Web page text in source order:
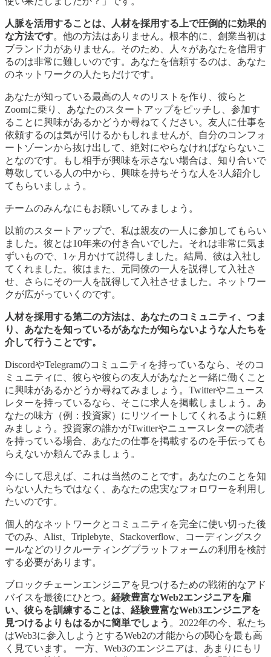
人脈を活用することは、人材を採用する上で圧倒的に効果的
な方法です。他の方法はありません。根本的に、創業当初は
ブランド力がありません。そのため、人々があなたを信用す
るのは非常に難しいのです。あなたを信頼するのは、あなた
のネットワークの人たちだけです。
あなたが知っている最高の人々のリストを作り、彼らと
Zoomに乗り、あなたのスタートアップをピッチし、参加す
ることに興味があるかどうか尋ねてください。友人に仕事を
依頼するのは気が引けるかもしれませんが、自分のコンフォ
ートゾーンから抜け出して、絶対にやらなければならないこ
となのです。もし相手が興味を示さない場合は、知り合いで
尊敬している人の中から、興味を持ちそうな人を3人紹介し
てもらいましょう。
チームのみんなにもお願いしてみましょう。
以前のスタートアップで、私は親友の一人に参加してもらい
ました。彼とは10年来の付き合いでした。それは非常に気ま
ずいもので、1ヶ月かけて説得しました。結局、彼は入社し
てくれました。彼はまた、元同僚の一人を説得して入社さ
せ、さらにその一人を説得して入社させました。ネットワー
クが広がっていくのです。
人材を採用する第二の方法は、あなたのコミュニティ、つま
り、あなたを知っているがあなたが知らないような人たちを
介して行うことです。
DiscordやTelegramのコミュニティを持っているなら、そのコ
ミュニティに、彼らや彼らの友人があなたと一緒に働くこと
に興味があるかどうか尋ねてみましょう。Twitterやニュース
レターを持っているなら、そこに求人を掲載しましょう。あ
なたの味方（例：投資家）にリツイートしてくれるように頼
みましょう。投資家の誰かがTwitterやニュースレターの読者
を持っている場合、あなたの仕事を掲載するのを手伝っても
らえないか頼んでみましょう。
今にして思えば、これは当然のことです。あなたのことを知
らない人たちではなく、あなたの忠実なフォロワーを利用し
たいのです。
個人的なネットワークとコミュニティを完全に使い切った後
でのみ、Alist、Triplebyte、Stackoverflow、コーディングスク
ールなどのリクルーティングプラットフォームの利用を検討
する必要があります。
ブロックチェーンエンジニアを見つけるための戦術的なアド
バイスを最後にひとつ。 経験豊富なWeb2エンジニアを雇
い、彼らを訓練することは、経験豊富なWeb3エンジニアを
見つけるよりもはるかに簡単でしょう 。2022年の今、私たち
はWeb3に参入しようとするWeb2の才能からの関心を最も高
く見ています。 一方、Web3のエンジニアは、あまりにもリ